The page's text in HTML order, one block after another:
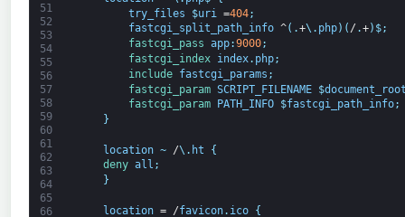
51
52
53
54
55
56
57
58
59
60
61
62
63
64
65
66
try_files
$uri =404;
fastcgi_split_path_info ^( .+\ . php) ( / .+) $;
fastcgi_pass app:9000;
fastcgi_index index. php;
include fastcgi_params ;
fastcgi_param SCRIPT_FILENAME $
fastcgi_param
PATH_INFO $fastcgi_path_info;
}
location ~ /\ . ht
{
deny all ;
}
location = /favicon. ico
{